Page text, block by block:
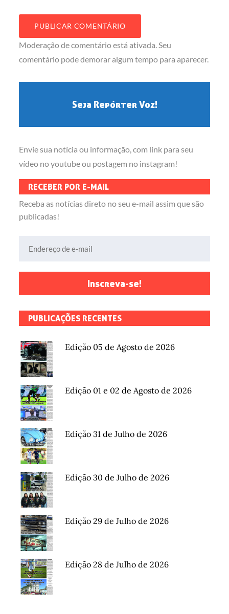
Moderação de comentário está ativada. Seu
comentário pode demorar algum tempo para aparecer.
Seja Repórter Voz!
Envie sua notícia ou informação, com link para seu
vídeo no youtube ou postagem no instagram!
RECEBER POR E-MAIL
Receba as notícias direto no seu e-mail assim que são
publicadas!
Inscreva-se!
PUBLICAÇÕES RECENTES
Edição 05 de Agosto de 2026
Edição 01 e 02 de Agosto de 2026
Edição 31 de Julho de 2026
Edição 30 de Julho de 2026
Edição 29 de Julho de 2026
Edição 28 de Julho de 2026